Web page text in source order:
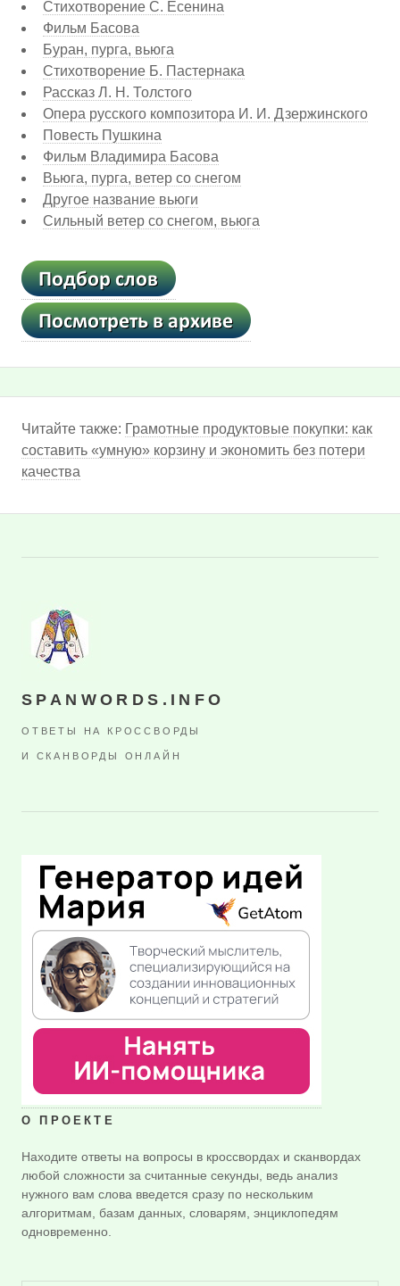
Стихотворение С. Есенина
Фильм Басова
Буран, пурга, вьюга
Стихотворение Б. Пастернака
Рассказ Л. Н. Толстого
Опера русского композитора И. И. Дзержинского
Повесть Пушкина
Фильм Владимира Басова
Вьюга, пурга, ветер со снегом
Другое название вьюги
Сильный ветер со снегом, вьюга
Читайте также: Грамотные продуктовые покупки: как
составить «умную» корзину и экономить без потери
качества
SPANWORDS.INFO
ОТВЕТЫ НА КРОССВОРДЫ
И СКАНВОРДЫ ОНЛАЙН
О ПРОЕКТЕ
Находите ответы на вопросы в кроссвордах и сканвордах
любой сложности за считанные секунды, ведь анализ
нужного вам слова введется сразу по нескольким
алгоритмам, базам данных, словарям, энциклопедям
одновременно.